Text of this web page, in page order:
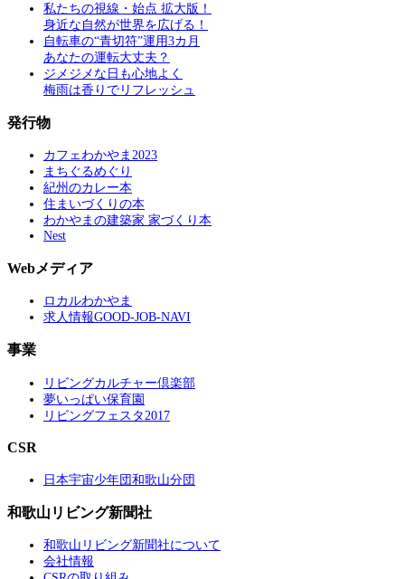
私たちの視線・始点 拡大版！
身近な自然が世界を広げる！
自転車の“青切符”運用3カ月
あなたの運転大丈夫？
ジメジメな日も心地よく
梅雨は香りでリフレッシュ
発行物
カフェわかやま2023
まちぐるめぐり
紀州のカレー本
住まいづくりの本
わかやまの建築家 家づくり本
Nest
Webメディア
ロカルわかやま
求人情報GOOD-JOB-NAVI
事業
リビングカルチャー倶楽部
夢いっぱい保育園
リビングフェスタ2017
CSR
日本宇宙少年団和歌山分団
和歌山リビング新聞社
和歌山リビング新聞社について
会社情報